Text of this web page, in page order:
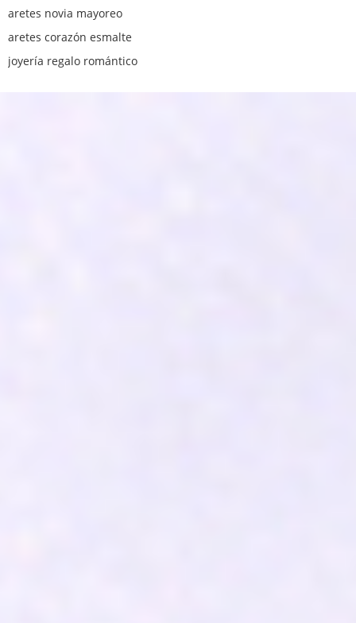
aretes novia mayoreo
aretes corazón esmalte
joyería regalo romántico